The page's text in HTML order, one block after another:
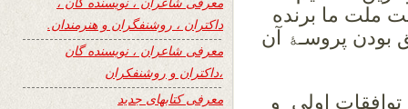
ملت ما برنده
بودن پروسـﮥ آن
اولی و
داکتران ، روشنفگران و هنرمندان.
معرفی شاعران ، نویسنده گان
،داکتران و روشنفکران
معرفی کتابهای جدید